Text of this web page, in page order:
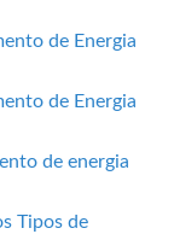
de Energia
de Energia
de energia
Tipos de